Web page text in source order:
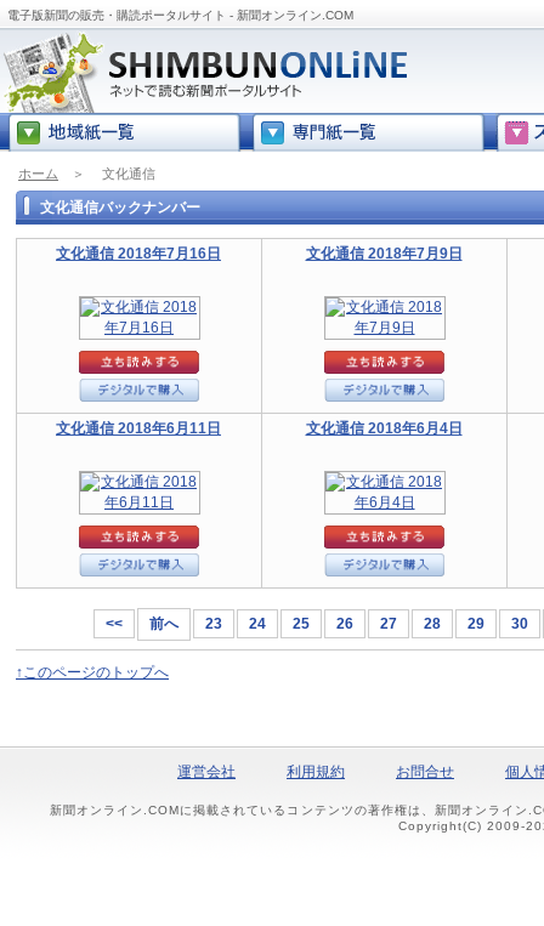
電子版新聞の販売・購読ポータルサイト - 新聞オンライン.COM
ホーム ＞ 文化通信
文化通信バックナンバー
文化通信 2018年7月16日 文化通信 2018年7月9日
文化通信 2018年6月11日 文化通信 2018年6月4日
<< 前へ 23 24 25 26 27 28 29 30
↑このページのトップへ
運営会社 利用規約 お問合せ 個人
新聞オンライン.COMに掲載されているコンテンツの著作権は、新聞オンライン
Copyright(C) 2009-